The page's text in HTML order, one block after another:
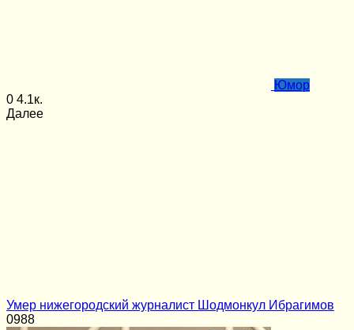
Юмор
0 4.1к.
Далее
Умер нижегородский журналист Шодмонкул Ибрагимов
0988